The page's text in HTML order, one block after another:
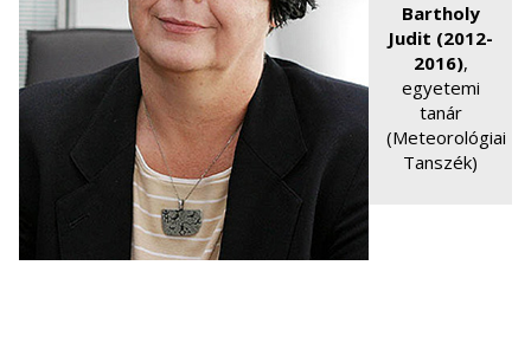
Bartholy
Judit (2012-
2016),
egyetemi
tanár
(Meteorológiai
Tanszék)